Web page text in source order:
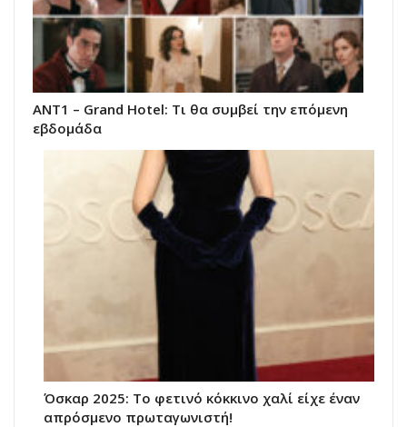
ΑΝΤ1 – Grand Hotel: Τι θα συμβεί την επόμενη
εβδομάδα
Όσκαρ 2025: Το φετινό κόκκινο χαλί είχε έναν
απρόσμενο πρωταγωνιστή!